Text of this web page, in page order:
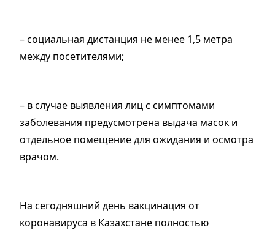
– социальная дистанция не менее 1,5 метра
между посетителями;
– в случае выявления лиц с симптомами
заболевания предусмотрена выдача масок и
отдельное помещение для ожидания и осмотра
врачом.
На сегодняшний день вакцинация от
коронавируса в Казахстане полностью